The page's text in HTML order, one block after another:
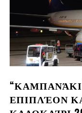
“ΚΑΜΠΑΝΆΚΙ”
ΕΠΙΠΛΈΟΝ